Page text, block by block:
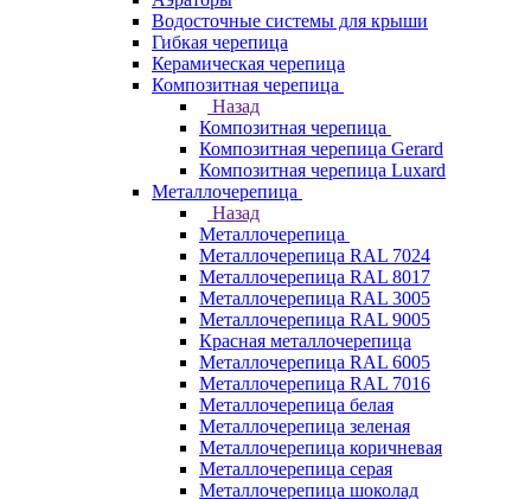
Водосточные системы для крыши
Гибкая черепица
Керамическая черепица
Композитная черепица
Назад
Композитная черепица
Композитная черепица Gerard
Композитная черепица Luxard
Металлочерепица
Назад
Металлочерепица
Металлочерепица RAL 7024
Металлочерепица RAL 8017
Металлочерепица RAL 3005
Металлочерепица RAL 9005
Красная металлочерепица
Металлочерепица RAL 6005
Металлочерепица RAL 7016
Металлочерепица белая
Металлочерепица зеленая
Металлочерепица коричневая
Металлочерепица серая
Металлочерепица шоколад